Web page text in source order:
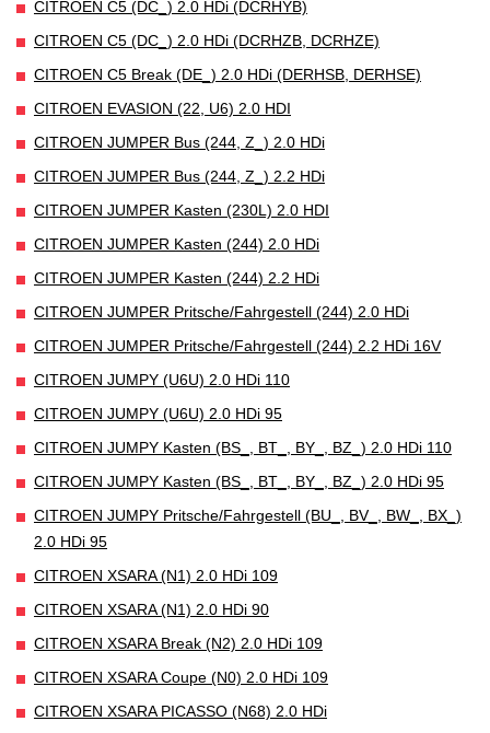
CITROEN C5 (DC_) 2.0 HDi (DCRHYB)
CITROEN C5 (DC_) 2.0 HDi (DCRHZB, DCRHZE)
CITROEN C5 Break (DE_) 2.0 HDi (DERHSB, DERHSE)
CITROEN EVASION (22, U6) 2.0 HDI
CITROEN JUMPER Bus (244, Z_) 2.0 HDi
CITROEN JUMPER Bus (244, Z_) 2.2 HDi
CITROEN JUMPER Kasten (230L) 2.0 HDI
CITROEN JUMPER Kasten (244) 2.0 HDi
CITROEN JUMPER Kasten (244) 2.2 HDi
CITROEN JUMPER Pritsche/Fahrgestell (244) 2.0 HDi
CITROEN JUMPER Pritsche/Fahrgestell (244) 2.2 HDi 16V
CITROEN JUMPY (U6U) 2.0 HDi 110
CITROEN JUMPY (U6U) 2.0 HDi 95
CITROEN JUMPY Kasten (BS_, BT_, BY_, BZ_) 2.0 HDi 110
CITROEN JUMPY Kasten (BS_, BT_, BY_, BZ_) 2.0 HDi 95
CITROEN JUMPY Pritsche/Fahrgestell (BU_, BV_, BW_, BX_)
2.0 HDi 95
CITROEN XSARA (N1) 2.0 HDi 109
CITROEN XSARA (N1) 2.0 HDi 90
CITROEN XSARA Break (N2) 2.0 HDi 109
CITROEN XSARA Coupe (N0) 2.0 HDi 109
CITROEN XSARA PICASSO (N68) 2.0 HDi